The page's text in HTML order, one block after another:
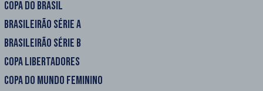
COPA DO BRASIL
BRASILEIRÃO SÉRIE A
BRASILEIRÃO SÉRIE B
COPA LIBERTADORES
COPA DO MUNDO FEMININO